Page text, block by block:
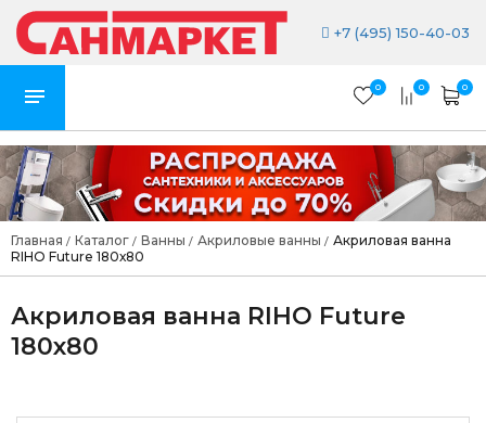
+7 (495) 150-40-03
0 0 0
Главная / Каталог / Ванны / Акриловые ванны / Акриловая ванна
RIHO Future 180х80
Акриловая ванна RIHO Future
180х80